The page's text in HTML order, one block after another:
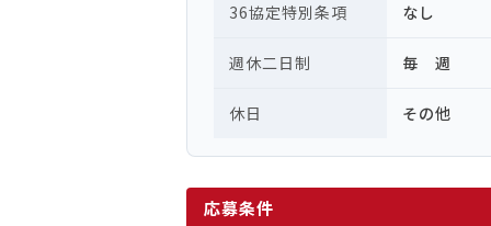
36協定特別条項 なし
週休二日制 毎 週
休日 その他
応募条件